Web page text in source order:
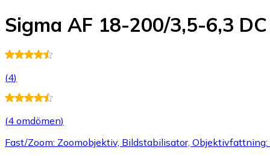
Sigma AF 18-200/3,5-6,3
(4)
(4 omdömen)
Fast/Zoom: Zoomobjektiv, Bildstabilisator, Objektivfattning: